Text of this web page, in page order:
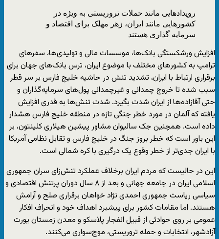
رویدادهایی مانند حملات تروریستی به ویژه در
کشورهایی مانند ایران، زهر مهلک برای اقتصاد و
سرمایه گذاری هستند
افزایش ورشکستگی بانک‌ها، موسسات مالی و تولیدی‌ها، سفرهای
ترامپ به کشورهای مختلف با موضوع ایران، ترس بانک‌های جهان برای
برقراری ارتباط با ایران، تشدید تنش در حاشیه خلیج فارس بر سر قطر
سبب شده تا خروج چمدانی و غیرچمدانی پول‌های سرمایه‌گذاران و
حتی آقازاده‌ها از ایران شدت بگیرد. شدت تنش‌ها به قدری افزایش
یافته که آلمان در مورد خطر جنگی تازه در منطقه خلیج فارس هشدار
داده است. همچنین جک سالیوان مشاور پیشین هیلاری کلینتون، بر
این باور است که خطر بروز جنگ در خلیج فارس و تقابل نظامی آمریکا
با ایران جدی‌تر از خطر وقوع یک درگیری با کره ‌شمالی است.
این در حالیست که مردم ایران برخلاف عملکرد تنش‌زای سران جمهوری
اسلامی ایران در جامعه جهانی و بعد از ۸ سال دوران پرتنش اقتصادی و
سیاسی ریاست جمهوری احمدی نژاد خواهان برقراری صلح و آرامش
هستند. اما مقامات کشور برای پیشبرد اهداف خود و انحراف افکار
عمومی‌ بر روی حوادثی از قبیل انفجار پلاسکو و معدن زمستان یورت
آزادشهر، انتخابات و حمله تروریستی، موج‌سواری می‌کنند.